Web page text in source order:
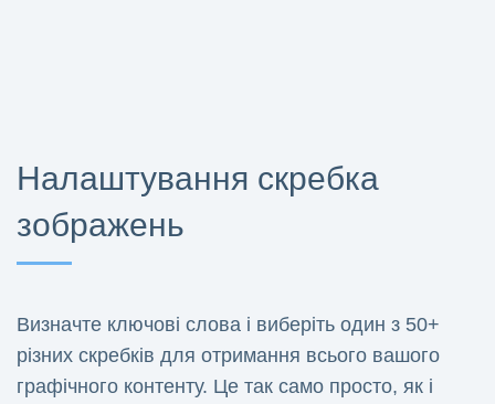
Налаштування скребка
зображень
Визначте ключові слова і виберіть один з 50+
різних скребків для отримання всього вашого
графічного контенту. Це так само просто, як і